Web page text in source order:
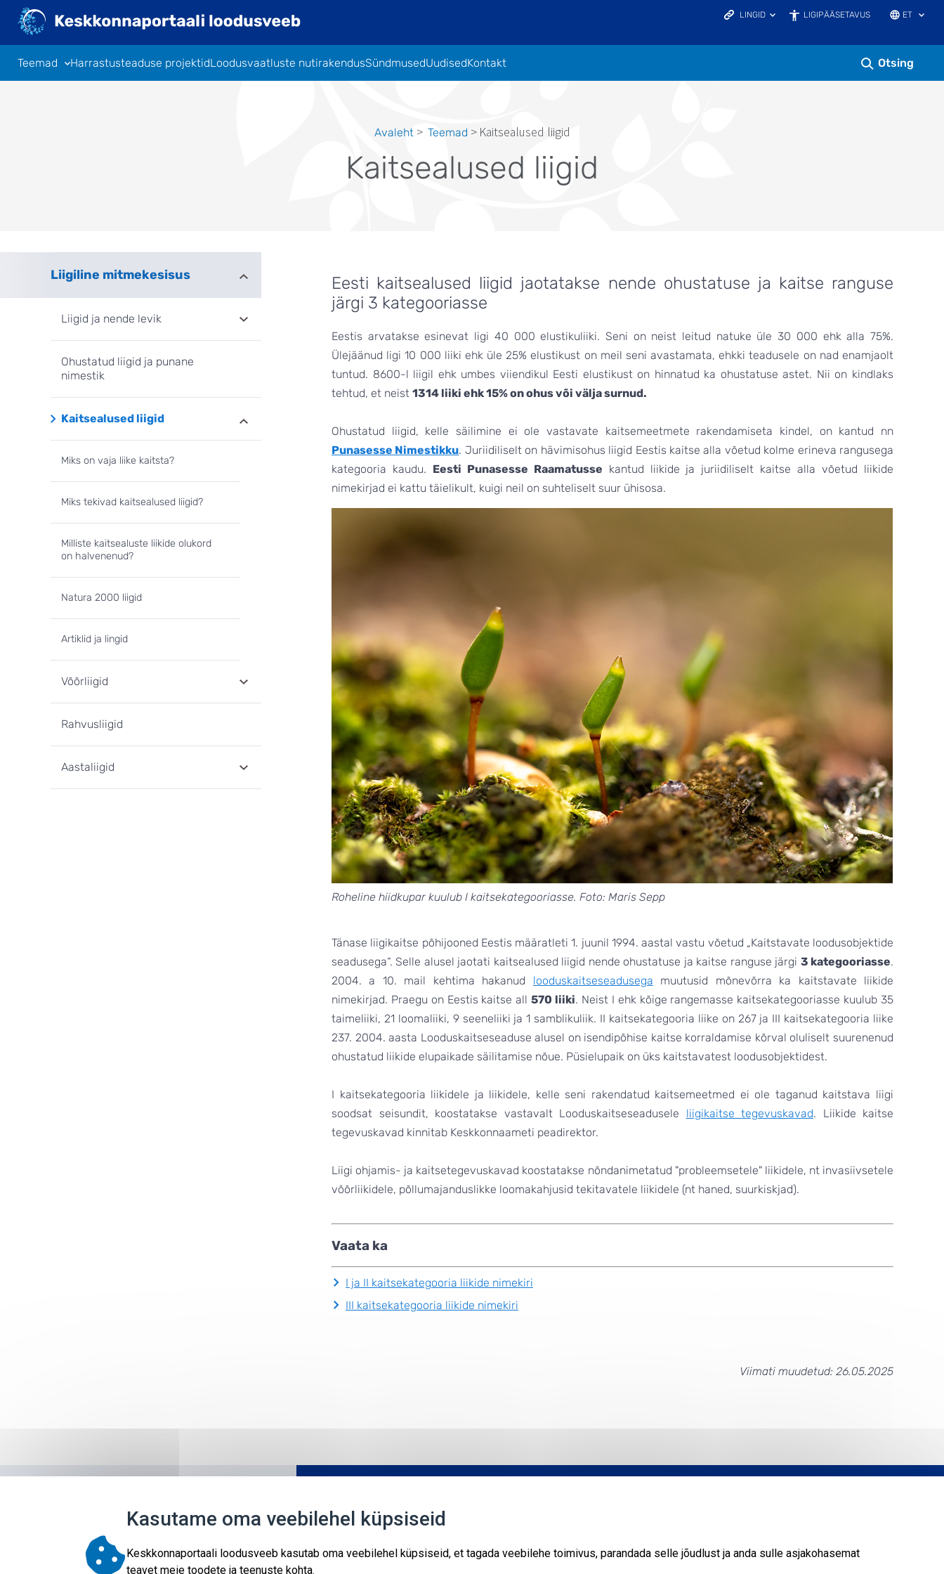
Liigu
edasi
põhisisu
juurde
LINGID
KESKKONNAHARIDUS.EE
LIGIPÄÄSETAVUS ET
Teemad Harrastusteaduse projektidLoodusvaatluste nutirakendusSündmusedUudisedKontakt Otsing
Avaleht Teemad Kaitsealused liigid
Kaitsealused liigid
Liigiline mitmekesisus
Liigid ja nende levik
Ohustatud liigid ja punane
nimestik
Kaitsealused liigid
Miks on vaja liike kaitsta?
Miks tekivad kaitsealused liigid?
Milliste kaitsealuste liikide olukord
on halvenenud?
Natura 2000 liigid
Artiklid ja lingid
Võõrliigid
Rahvusliigid
Aastaliigid
Eesti kaitsealused liigid jaotatakse nende ohustatuse ja kaitse ranguse
järgi 3 kategooriasse
Eestis arvatakse esinevat ligi 40 000 elustikuliiki. Seni on neist leitud natuke üle 30 000 ehk alla 75%.
Ülejäänud ligi 10 000 liiki ehk üle 25% elustikust on meil seni avastamata, ehkki teadusele on nad enamjaolt
tuntud. 8600-l liigil ehk umbes viiendikul Eesti elustikust on hinnatud ka ohustatuse astet. Nii on kindlaks
tehtud, et neist 1314 liiki ehk 15% on ohus või välja surnud.
Ohustatud liigid, kelle säilimine ei ole vastavate kaitsemeetmete rakendamiseta kindel, on kantud nn
Punasesse Nimestikku. Juriidiliselt on hävimisohus liigid Eestis kaitse alla võetud kolme erineva rangusega
kategooria kaudu. Eesti Punasesse Raamatusse kantud liikide ja juriidiliselt kaitse alla võetud liikide
nimekirjad ei kattu täielikult, kuigi neil on suhteliselt suur ühisosa.
Roheline hiidkupar kuulub I kaitsekategooriasse. Foto: Maris Sepp
Tänase liigikaitse põhijooned Eestis määratleti 1. juunil 1994. aastal vastu võetud „Kaitstavate loodusobjektide
seadusega“. Selle alusel jaotati kaitsealused liigid nende ohustatuse ja kaitse ranguse järgi 3 kategooriasse.
2004. a 10. mail kehtima hakanud looduskaitseseadusega muutusid mõnevõrra ka kaitstavate liikide
nimekirjad. Praegu on Eestis kaitse all570 liiki. Neist I ehk kõige rangemasse kaitsekategooriasse kuulub 35
taimeliiki, 21 loomaliiki, 9 seeneliiki ja 1 samblikuliik. II kaitsekategooria liike on 267 ja III kaitsekategooria liike
237. 2004. aasta Looduskaitseseaduse alusel on isendipõhise kaitse korraldamise kõrval oluliselt suurenenud
ohustatud liikide elupaikade säilitamise nõue. Püsielupaik on üks kaitstavatest loodusobjektidest.
I kaitsekategooria liikidele ja liikidele, kelle seni rakendatud kaitsemeetmed ei ole taganud kaitstava liigi
soodsat seisundit, koostatakse vastavalt Looduskaitseseadusele liigikaitse tegevuskavad. Liikide kaitse
tegevuskavad kinnitab Keskkonnaameti peadirektor.
Liigi ohjamis- ja kaitsetegevuskavad koostatakse nõndanimetatud "probleemsetele" liikidele, nt invasiivsetele
võõrliikidele, põllumajanduslikke loomakahjusid tekitavatele liikidele (nt haned, suurkiskjad).
Vaata ka
I ja II kaitsekategooria liikide nimekiri
III kaitsekategooria liikide nimekiri
Viimati muudetud: 26.05.2025
Kodulehte haldab Keskkonnaagentuur koos teiste
Kasutame oma veebilehel küpsiseid
Keskkonnaportaali loodusveeb kasutab oma veebilehel küpsiseid, et tagada veebilehe toimivus, parandada selle jõudlust ja anda sulle asjakohasemat
teavet meie toodete ja teenuste kohta.